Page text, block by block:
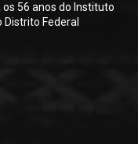
os 56 anos do Instituto
Federal